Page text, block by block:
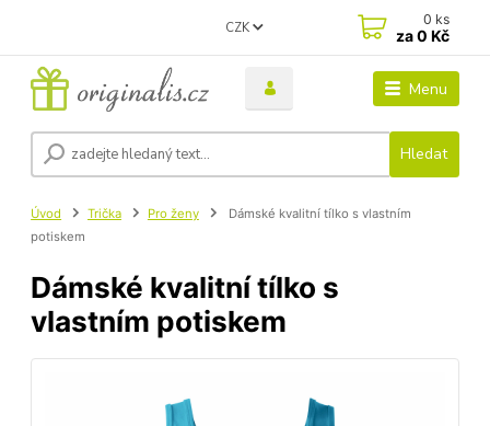
Menu
CZK
Hledat
0 ks
za0 Kč
Úvod Trička Pro ženy
Dámské kvalitní tílko s vlastním
potiskem
Dámské kvalitní tílko s
vlastním potiskem